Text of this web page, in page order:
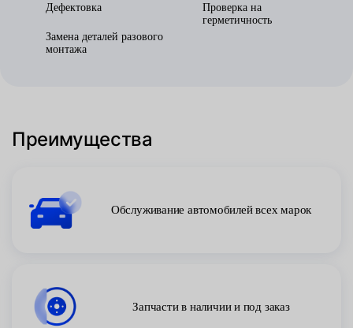
Дефектовка
Замена деталей разового
монтажа
Проверка на
герметичность
Преимущества
Обслуживание автомобилей всех марок
Запчасти в наличии и под заказ